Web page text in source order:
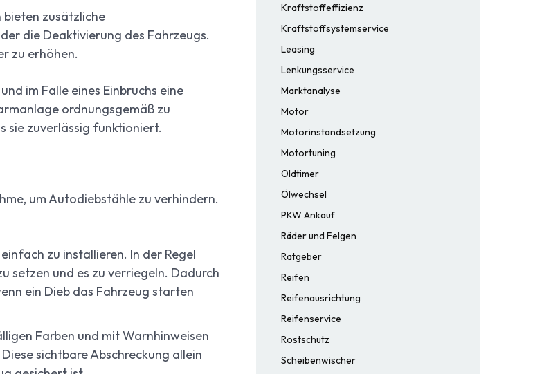
zusätzliche
die Deaktivierung des Fahrzeugs.
zu erhöhen.
im Falle eines Einbruchs eine
ordnungsgemäß zu
sie zuverlässig funktioniert.
um Autodiebstähle zu verhindern.
zu installieren. In der Regel
setzen und es zu verriegeln. Dadurch
ein Dieb das Fahrzeug starten
Farben und mit Warnhinweisen
sichtbare Abschreckung allein
Kraftstoffeffizienz
Kraftstoffsystemservice
Leasing
Lenkungsservice
Marktanalyse
Motor
Motorinstandsetzung
Motortuning
Oldtimer
Ölwechsel
PKW Ankauf
Räder und Felgen
Ratgeber
Reifen
Reifenausrichtung
Reifenservice
Rostschutz
Scheibenwischer